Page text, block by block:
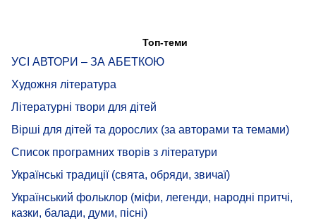
Топ-теми
УСІ АВТОРИ – ЗА АБЕТКОЮ
Художня література
Літературні твори для дітей
Вірші для дітей та дорослих (за авторами та темами)
Список програмних творів з літератури
Українські традиції (свята, обряди, звичаї)
Український фольклор (міфи, легенди, народні притчі,
казки, балади, думи, пісні)